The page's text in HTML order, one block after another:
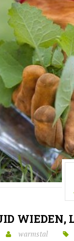
WIEDEN,
warmstal